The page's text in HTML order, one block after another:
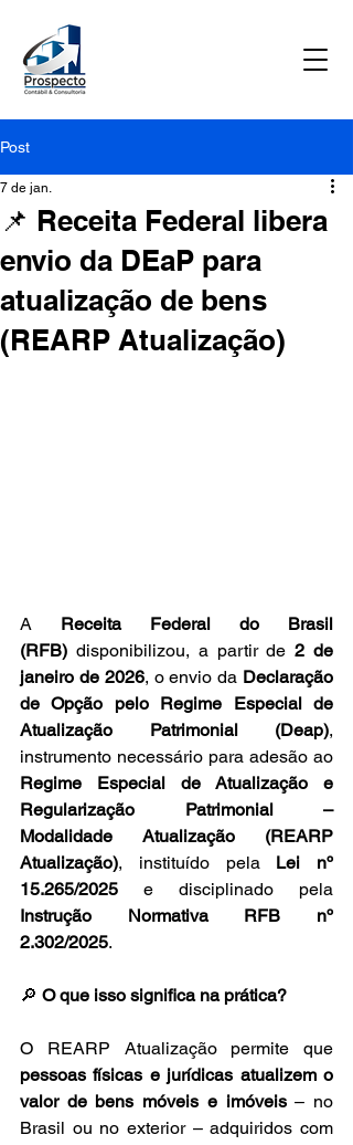
Post
📌 Receita Federal libera
envio da DEaP para
atualização de bens
(REARP Atualização)
7 de jan.
A Receita Federal do Brasil
(RFB) disponibilizou, a partir de 2 de
janeiro de 2026, o envio da Declaração
de Opção pelo Regime Especial de
Atualização Patrimonial (Deap),
Regime Especial de Atualização e
Regularização Patrimonial –
Modalidade Atualização (REARP
Atualização), instituído pela Lei nº
15.265/2025
Instrução Normativa RFB nº
2.302/2025.
🔎 O que isso significa na prática?
pessoas físicas e jurídicas atualizem o
valor de bens móveis e imóveis – no